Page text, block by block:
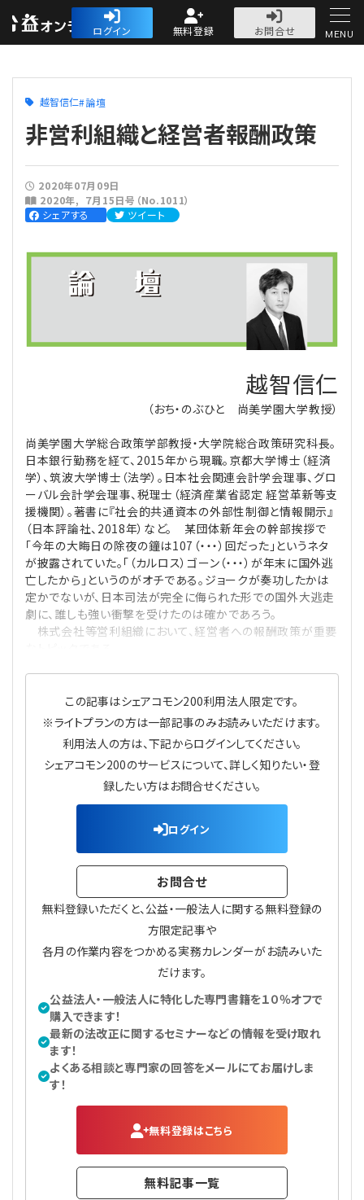
公益・一般法人オ
ログイン 無料登録
お問合せ
人気記事
法人運営
評議員
登記関連
定款関連
法改正-法人運営
会計・税務
寄附
税務
インボイス
電子帳簿保存法
給与計算
法改正-労務
利益相反取引
個人情報
法改正-法務
経営
資産運用
IT
連載
連載
論壇
カレンダー
NEWS・TOPIC・特報
【連載】会計相談室
【連載】公益法人運営実務の処方箋
【連載】公益法人会計検定試験一問一答
【連載】公益法人のための「新公益信託」活用戦略
【連載】公益法人制度のリアル
【連載】これからの時代の資産運用
【連載】採用・定着・育成のための人事戦略
【連載】事例に学ぶ立入検査で想定される指摘事項
【連載】シェアコモン200 誌上相談室
【連載】実務と税務のポイント
【連載】事務局だよりPLUS
【連載】テーマで紐解く逆引きガイドライン
【連載】悩みと向き合う経営学
【連載】非営利法人AtoZei
【連載】労務管理の歩き方
【連載】AI活用のすすめ
【連載】IT実務一問一答
無料記事
公益・一般法人オンラインとは
登録案内
プライバシーポリシー
MENU
越智信仁 論壇
非営利組織と経営者報酬政策
2020年07月09日
2020年
７月15日号（No.1011）
シェアする
ツイート
越智信仁
（おち・のぶひと 尚美学園大学教授）
尚美学園大学総合政策学部教授・大学院総合政策研究科長。
日本銀行勤務を経て、2015年から現職。京都大学博士（経済
学）、筑波大学博士（法学）。日本社会関連会計学会理事、グロ
ーバル会計学会理事、税理士（経済産業省認定 経営革新等支
援機関）。著書に『社会的共通資本の外部性制御と情報開示』
（日本評論社、2018年）など。 某団体新年会の幹部挨拶で
「今年の大晦日の除夜の鐘は107（・・・）回だった」というネタ
が披露されていた。「（カルロス）ゴーン（・・・）が年末に国外逃
亡したから」というのがオチである。ジョークが奏功したかは
定かでないが、日本司法が完全に侮られた形での国外大逃走
劇に、誰しも強い衝撃を受けたのは確かであろう。
株式会社等営利組織において、経営者への報酬政策が重要
この記事はシェアコモン200利用法人限定です。
※ライトプランの方は一部記事のみお読みいただけます。
利用法人の方は、下記からログインしてください。
シェアコモン200のサービスについて、詳しく知りたい・登
録したい方はお問合せください。
ログイン
お問合せ
無料登録いただくと、公益・一般法人に関する無料登録の
方限定記事や
各月の作業内容をつかめる実務カレンダーがお読みいた
だけます。
公益法人・一般法人に特化した専門書籍を１０％オフで
購入できます！
最新の法改正に関するセミナーなどの情報を受け取れ
ます！
よくある相談と専門家の回答をメールにてお届けしま
す！
無料登録はこちら
無料記事一覧